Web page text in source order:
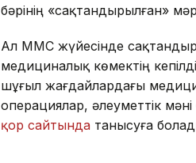
бәрінің «сақтандырылған»
Ал МӘМС жүйесінде
медициналық көмектің
шұғыл жағдайлардағы
операциялар, әлеуметтік
қор сайтында танысуға